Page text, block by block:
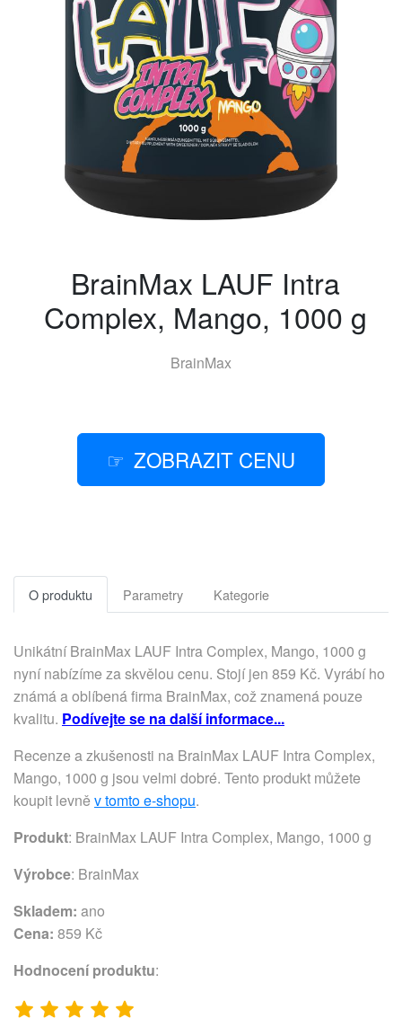
BrainMax LAUF Intra
Complex, Mango, 1000 g
BrainMax
ZOBRAZIT CENU
O produktu Parametry Kategorie
Unikátní BrainMax LAUF Intra Complex, Mango, 1000 g
nyní nabízíme za skvělou cenu. Stojí jen 859 Kč. Vyrábí ho
známá a oblíbená firma BrainMax, což znamená pouze
kvalitu. Podívejte se na další informace...
Recenze a zkušenosti na BrainMax LAUF Intra Complex,
Mango, 1000 g jsou velmi dobré. Tento produkt můžete
koupit levně v tomto e-shopu.
Produkt: BrainMax LAUF Intra Complex, Mango, 1000 g
Výrobce: BrainMax
Skladem: ano
Cena: 859 Kč
Hodnocení produktu: